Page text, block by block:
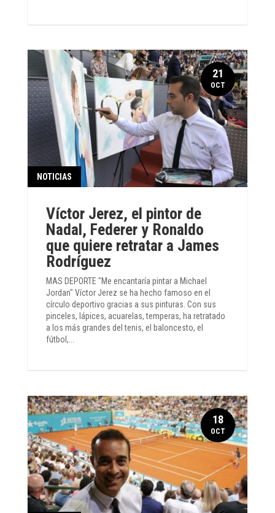
Víctor Jerez, el pintor de
Nadal, Federer y Ronaldo
que quiere retratar a James
Rodríguez
NOTICIAS
MAS DEPORTE "Me encantaría pintar a Michael
Jordan" Víctor Jerez se ha hecho famoso en el
círculo deportivo gracias a sus pinturas. Con sus
pinceles, lápices, acuarelas, temperas, ha retratado
a los más grandes del tenis, el baloncesto, el
fútbol,...
21
OCT
18
OCT